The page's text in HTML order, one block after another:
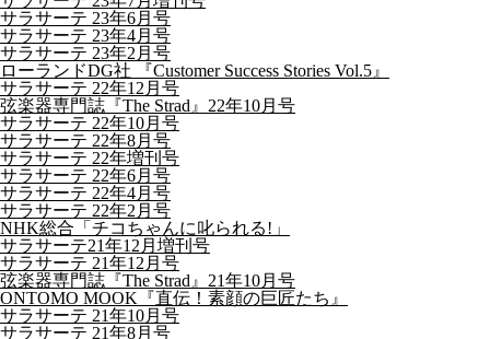
サラサーテ 23年6月号
サラサーテ 23年4月号
サラサーテ 23年2月号
ローランドDG社 『Customer Success Stories Vol.5』
サラサーテ 22年12月号
弦楽器専門誌『The Strad』22年10月号
サラサーテ 22年10月号
サラサーテ 22年8月号
サラサーテ 22年増刊号
サラサーテ 22年6月号
サラサーテ 22年4月号
サラサーテ 22年2月号
NHK総合「チコちゃんに叱られる!」
サラサーテ21年12月増刊号
サラサーテ 21年12月号
弦楽器専門誌『The Strad』21年10月号
ONTOMO MOOK『直伝！素顔の巨匠たち』
サラサーテ 21年10月号
サラサーテ 21年8月号